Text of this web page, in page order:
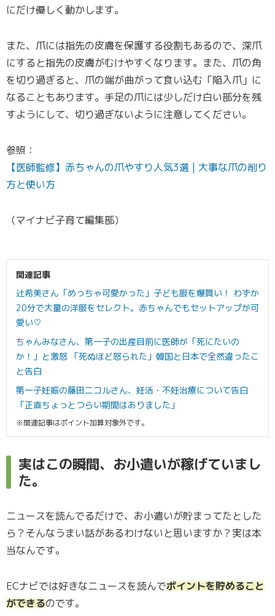
にだけ優しく動かします。
また、爪には指先の皮膚を保護する役割もあるので、深爪
にすると指先の皮膚がむけやすくなります。また、爪の角
を切り過ぎると、爪の端が曲がって食い込む「陥入爪」に
なることもあります。手足の爪には少しだけ白い部分を残
すようにして、切り過ぎないように注意してください。
参照：
【医師監修】赤ちゃんの爪やすり人気3選 | 大事な爪の削り
方と使い方
（マイナビ子育て編集部）
関連記事
辻希美さん「めっちゃ可愛かった」子ども服を爆買い！ わずか
20分で大量の洋服をセレクト。赤ちゃんでもセットアップが可
愛い♡
ちゃんみなさん、第一子の出産目前に医師が「死にたいの
か！」と激怒 「死ぬほど怒られた」韓国と日本で全然違ったこ
と告白
第一子妊娠の藤田ニコルさん、妊活・不妊治療について告白
「正直ちょっとつらい期間はありました」
※関連記事はポイント加算対象外です。
実はこの瞬間、お小遣いが稼げていまし
た。
ニュースを読んでるだけで、お小遣いが貯まってたとした
ら？そんなうまい話があるわけないと思いますか？実は本
当なんです。
ECナビでは好きなニュースを読んでポイントを貯めること
ができるのです。